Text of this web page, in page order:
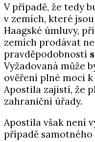
V případě, že tedy
v zemích, které
Haagské úmluvy,
zemích prodávat
pravděpodobností
Vyžadovaná může
ověření plné moci
Apostila zajistí, že
zahraniční úřady.
Apostila však není
případě samotného